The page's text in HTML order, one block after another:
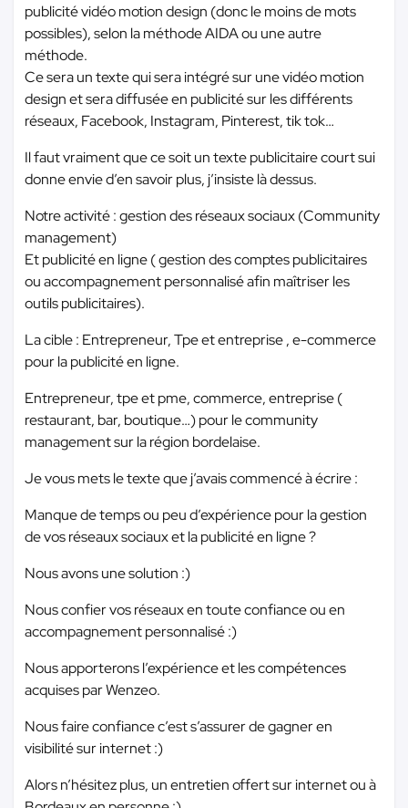
publicité vidéo motion design (donc le moins de mots
possibles), selon la méthode AIDA ou une autre
méthode.
Ce sera un texte qui sera intégré sur une vidéo motion
design et sera diffusée en publicité sur les différents
réseaux, Facebook, Instagram, Pinterest, tik tok…
Il faut vraiment que ce soit un texte publicitaire court sui
donne envie d’en savoir plus, j’insiste là dessus.
Notre activité : gestion des réseaux sociaux (Community
management)
Et publicité en ligne ( gestion des comptes publicitaires
ou accompagnement personnalisé afin maîtriser les
outils publicitaires).
La cible : Entrepreneur, Tpe et entreprise , e-commerce
pour la publicité en ligne.
Entrepreneur, tpe et pme, commerce, entreprise (
restaurant, bar, boutique…) pour le community
management sur la région bordelaise.
Je vous mets le texte que j’avais commencé à écrire :
Manque de temps ou peu d’expérience pour la gestion
de vos réseaux sociaux et la publicité en ligne ?
Nous avons une solution :)
Nous confier vos réseaux en toute confiance ou en
accompagnement personnalisé :)
Nous apporterons l’expérience et les compétences
acquises par Wenzeo.
Nous faire confiance c’est s’assurer de gagner en
visibilité sur internet :)
Alors n’hésitez plus, un entretien offert sur internet ou à